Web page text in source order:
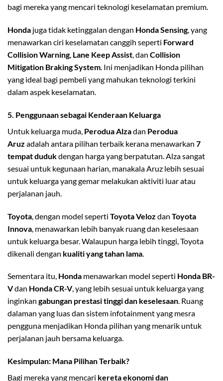
bagi mereka yang mencari teknologi keselamatan premium.
Honda juga tidak ketinggalan dengan Honda Sensing, yang
menawarkan ciri keselamatan canggih seperti Forward
Collision Warning, Lane Keep Assist, dan Collision
Mitigation Braking System. Ini menjadikan Honda pilihan
yang ideal bagi pembeli yang mahukan teknologi terkini
dalam aspek keselamatan.
5. Penggunaan sebagai Kenderaan Keluarga
Untuk keluarga muda, Perodua Alzadan Perodua
Aruz adalah antara pilihan terbaik kerana menawarkan 7
tempat dudukdengan harga yang berpatutan. Alza sangat
sesuai untuk kegunaan harian, manakala Aruz lebih sesuai
untuk keluarga yang gemar melakukan aktiviti luar atau
perjalanan jauh.
Toyota , dengan model seperti Toyota Veloz dan Toyota
Innova , menawarkan lebih banyak ruang dan keselesaan
untuk keluarga besar. Walaupun harga lebih tinggi, Toyota
dikenali dengan kualiti yang tahan lama
Sementara itu, Honda menawarkan model seperti Honda BR-
Vdan Honda CR-V, yang lebih sesuai untuk keluarga yang
inginkan gabungan prestasi tinggi dan keselesaan. Ruang
dalaman yang luas dan sistem infotainment yang mesra
pengguna menjadikan Honda pilihan yang menarik untuk
perjalanan jauh bersama keluarga.
Kesimpulan: Mana Pilihan Terbaik?
Bagi mereka yang mencari kereta ekonomi dan